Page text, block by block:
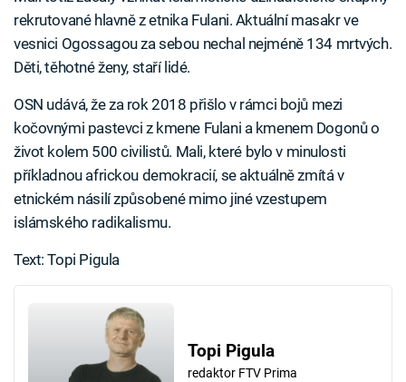
rekrutované hlavně z etnika Fulani. Aktuální masakr ve
vesnici Ogossagou za sebou nechal nejméně 134 mrtvých.
Děti, těhotné ženy, staří lidé.
OSN udává, že za rok 2018 přišlo v rámci bojů mezi
kočovnými pastevci z kmene Fulani a kmenem Dogonů o
život kolem 500 civilistů. Mali, které bylo v minulosti
příkladnou africkou demokracií, se aktuálně zmítá v
etnickém násilí způsobené mimo jiné vzestupem
islámského radikalismu.
Text: Topi Pigula
Topi Pigula
redaktor FTV Prima